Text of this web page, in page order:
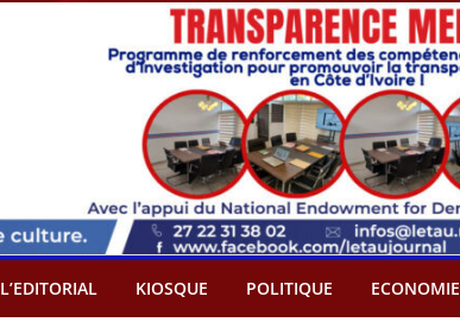
L’EDITORIAL KIOSQUE POLITIQUE ECONOMIE